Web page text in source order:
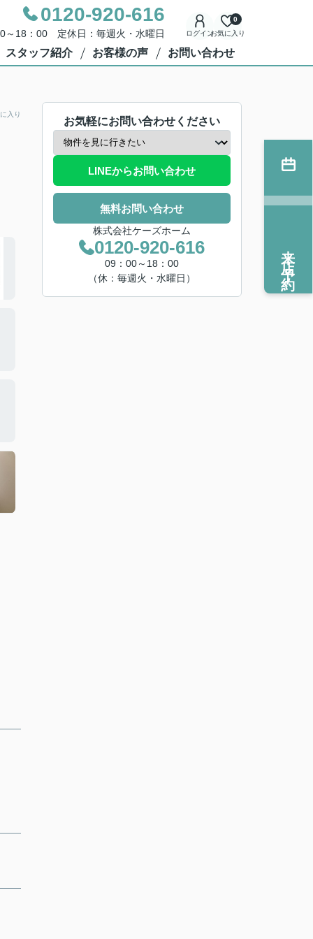
0120-920-616
～18：00 定休日：毎週火・水曜日 ログインお気に入り
0
スタッフ紹介 お客様の声 お問い合わせ
入り
お気軽にお問い合わせください
LINEからお問い合わせ
無料お問い合わせ
株式会社ケーズホーム
0120-920-616
09：00～18：00
（休：毎週火・水曜日）
来店予約